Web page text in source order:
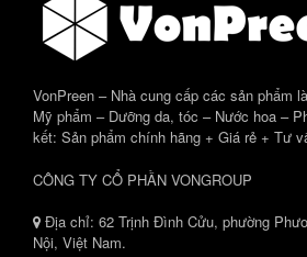
VonPreen – Nhà cung cấp các sản phẩm
Mỹ phẩm – Dưỡng da, tóc – Nước hoa –
kết: Sản phẩm chính hãng + Giá rẻ + Tư
CÔNG TY CỔ PHẦN VONGROUP
Địa chỉ: 62 Trịnh Đình Cửu, phường
Nội, Việt Nam.